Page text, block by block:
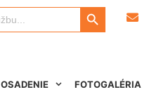
Search Button
OSADENIE FOTOGALÉRIA